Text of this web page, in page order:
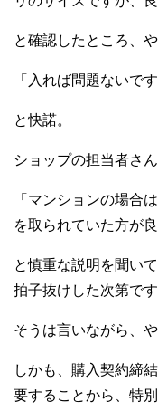
と確認したところ、
「入れば問題ないです
と快諾。
ショップの担当者さ
「マンションの場合
を取られていた方が良
と慎重な説明を聞い
拍子抜けした次第です
そうは言いながら、
しかも、購入契約締
要することから、特